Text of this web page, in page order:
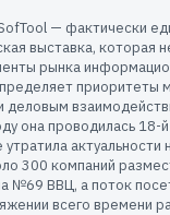
— фактически
выставка, которая
рынка
приоритеты
она проводилась 18-
актуальности
300 компаний
№69 ВВЦ, а поток
всего времени